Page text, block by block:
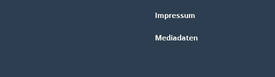
Impressum
Mediadaten